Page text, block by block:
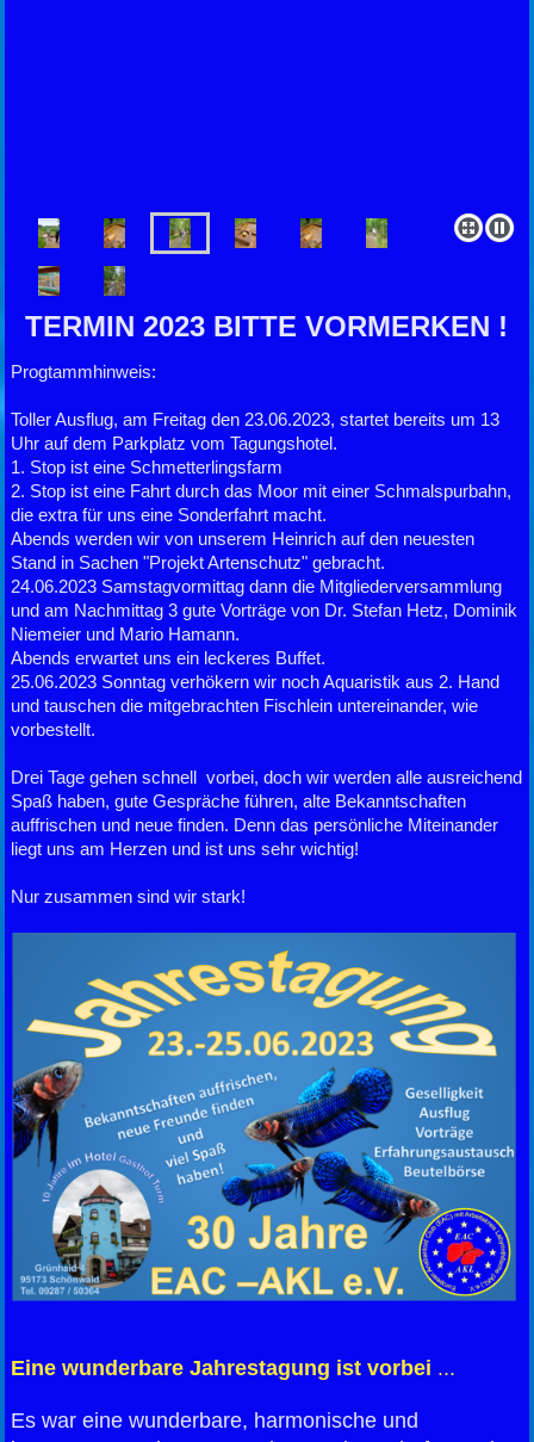
TERMIN 2023 BITTE VORMERKEN !
Progtammhinweis:
Toller Ausflug, am Freitag den 23.06.2023, startet bereits um 13
Uhr auf dem Parkplatz vom Tagungshotel.
1. Stop ist eine Schmetterlingsfarm
2. Stop ist eine Fahrt durch das Moor mit einer Schmalspurbahn,
die extra für uns eine Sonderfahrt macht.
Abends werden wir von unserem Heinrich auf den neuesten
Stand in Sachen "Projekt Artenschutz" gebracht.
24.06.2023 Samstagvormittag dann die Mitgliederversammlung
und am Nachmittag 3 gute Vorträge von Dr. Stefan Hetz, Dominik
Niemeier und Mario Hamann.
Abends erwartet uns ein leckeres Buffet.
25.06.2023 Sonntag verhökern wir noch Aquaristik aus 2. Hand
und tauschen die mitgebrachten Fischlein untereinander, wie
vorbestellt.
Drei Tage gehen schnell vorbei, doch wir werden alle ausreichend
Spaß haben, gute Gespräche führen, alte Bekanntschaften
auffrischen und neue finden. Denn das persönliche Miteinander
liegt uns am Herzen und ist uns sehr wichtig!
Nur zusammen sind wir stark!
Eine wunderbare Jahrestagung ist vorbei ...
Es war eine wunderbare, harmonische und